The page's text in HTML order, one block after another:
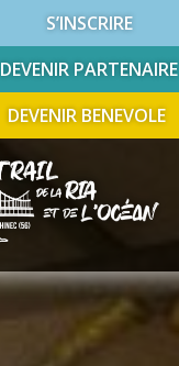
S’INSCRIRE
DEVENIR PARTENAIRE
DEVENIR BENEVOLE